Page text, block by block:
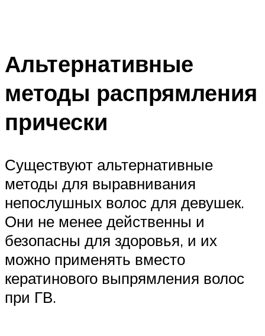
Альтернативные
методы распрямления
прически
Существуют альтернативные
методы для выравнивания
непослушных волос для девушек.
Они не менее действенны и
безопасны для здоровья, и их
можно применять вместо
кератинового выпрямления волос
при ГВ.